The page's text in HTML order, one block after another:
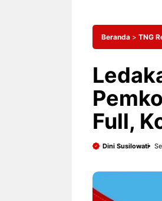
Beranda > TNG
Full,
Dini Susilowati